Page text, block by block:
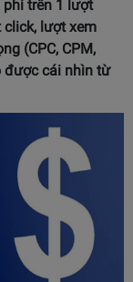
trên 1 lượt
click, lượt xem
(CPC, CPM,
được cái nhìn từ